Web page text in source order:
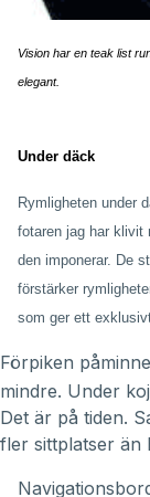
Vision har en teak list
elegant.
Under däck
Rymligheten under
fotaren jag har klivit
den imponerar. De
förstärker
som ger ett
Förpiken
mindre. Under
Det är på tiden.
fler sittplatser än